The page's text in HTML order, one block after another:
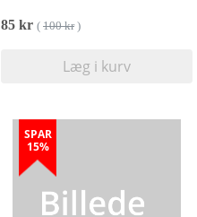
85 kr ( 100 kr)
Læg i kurv
SPAR
15%